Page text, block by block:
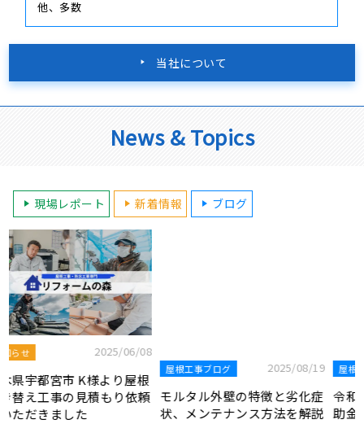
他、多数
当社について
News & Topics
現場レポート 新着情報 ブログ
2025/08/19
モルタル外壁の特徴と劣化症
状、メンテナンス方法を解説
助金が実施されます！